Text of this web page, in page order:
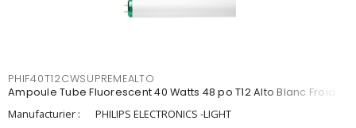
PHIF40T12CWSUPREMEALTO
Ampoule Tube Fluorescent 40 Watts 48 po T12 Alto Blanc Froid
Manufacturier :
PHILIPS ELECTRONICS -LIGHT